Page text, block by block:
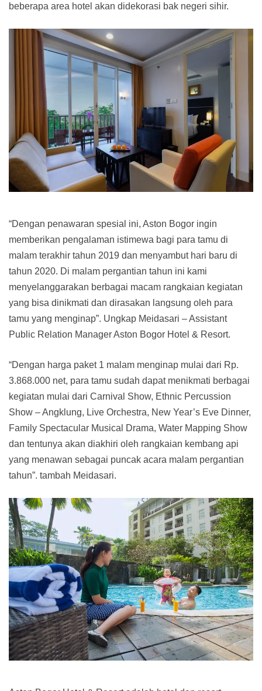
beberapa area hotel akan didekorasi bak negeri sihir.
“Dengan penawaran spesial ini, Aston Bogor ingin
memberikan pengalaman istimewa bagi para tamu di
malam terakhir tahun 2019 dan menyambut hari baru di
tahun 2020. Di malam pergantian tahun ini kami
menyelanggarakan berbagai macam rangkaian kegiatan
yang bisa dinikmati dan dirasakan langsung oleh para
tamu yang menginap”. Ungkap Meidasari – Assistant
Public Relation Manager Aston Bogor Hotel & Resort.
“Dengan harga paket 1 malam menginap mulai dari Rp.
3.868.000 net, para tamu sudah dapat menikmati berbagai
kegiatan mulai dari Carnival Show, Ethnic Percussion
Show – Angklung, Live Orchestra, New Year’s Eve Dinner,
Family Spectacular Musical Drama, Water Mapping Show
dan tentunya akan diakhiri oleh rangkaian kembang api
yang menawan sebagai puncak acara malam pergantian
tahun”. tambah Meidasari.